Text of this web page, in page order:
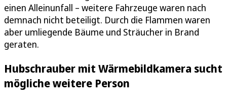
einen Alleinunfall – weitere Fahrzeuge waren nach
demnach nicht beteiligt. Durch die Flammen waren
aber umliegende Bäume und Sträucher in Brand
geraten.
Hubschrauber mit Wärmebildkamera sucht
mögliche weitere Person